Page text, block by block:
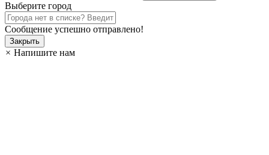
Выберите город
Сообщение успешно отправлено!
Закрыть
× Напишите нам